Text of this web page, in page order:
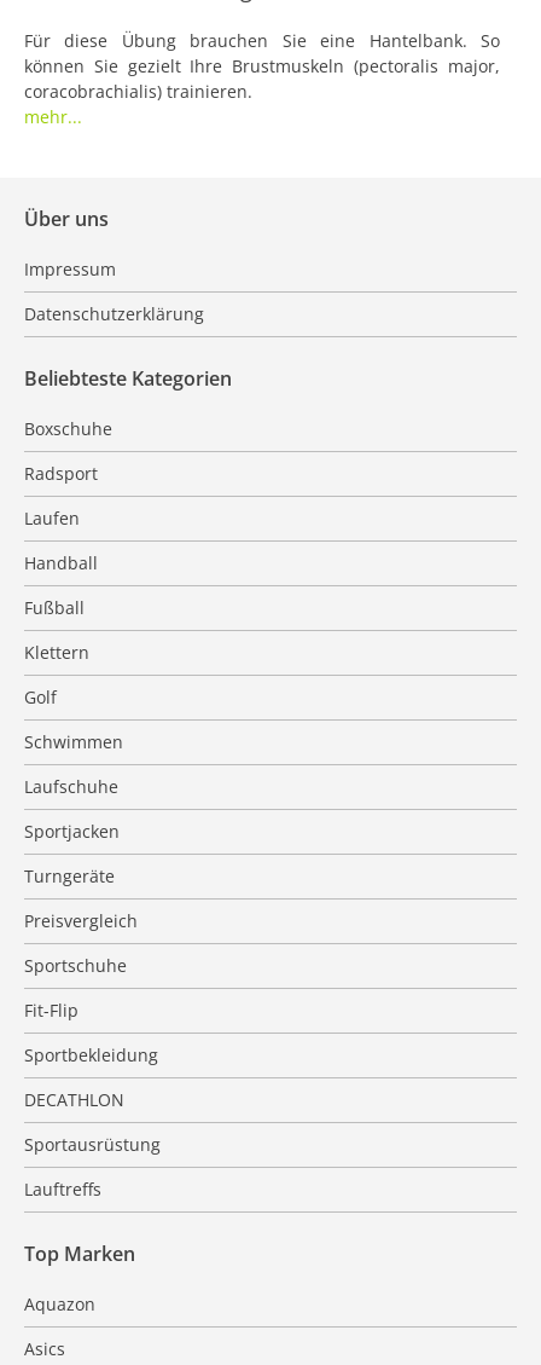
Für diese Übung brauchen Sie eine Hantelbank. So
können Sie gezielt Ihre Brustmuskeln (pectoralis major,
coracobrachialis) trainieren.
mehr...
Über uns
Impressum
Datenschutzerklärung
Beliebteste Kategorien
Boxschuhe
Radsport
Laufen
Handball
Fußball
Klettern
Golf
Schwimmen
Laufschuhe
Sportjacken
Turngeräte
Preisvergleich
Sportschuhe
Fit-Flip
Sportbekleidung
DECATHLON
Sportausrüstung
Lauftreffs
Top Marken
Aquazon
Asics